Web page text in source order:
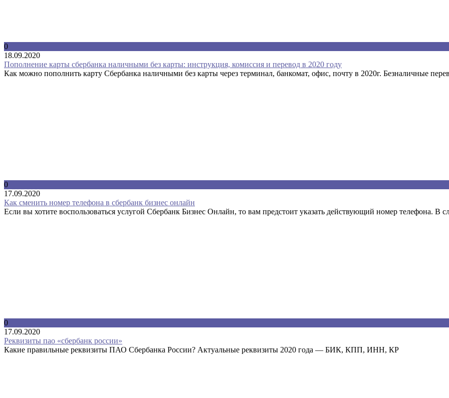
0
18.09.2020
Пополнение карты сбербанка наличными без карты: инструкция, комиссия и перевод в 2020 году
Как можно пополнить карту Сбербанка наличными без карты через терминал, банкомат, офис, почту в 2020г. Безналичные
0
17.09.2020
Как сменить номер телефона в сбербанк бизнес онлайн
Если вы хотите воспользоваться услугой Сбербанк Бизнес Онлайн, то вам предстоит указать действующий номер телефона. В
0
17.09.2020
Реквизиты пао «сбербанк россии»
Какие правильные реквизиты ПАО Сбербанка России? Актуальные реквизиты 2020 года — БИК, КПП, ИНН, КР